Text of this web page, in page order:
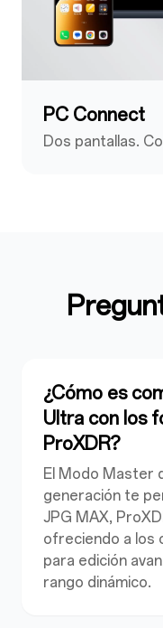
PC Connect
Dos pantallas.
¿Cómo es
Ultra con los
ProXDR?
El Modo Master
generación te
JPG MAX,
ofreciendo a los
para edición
rango dinámico.